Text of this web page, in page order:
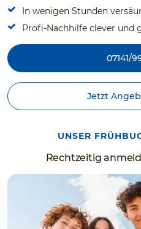
In wenigen Stunden
Profi-Nachhilfe clever und
07141/
Jetzt
UNSER
Rechtzeitig